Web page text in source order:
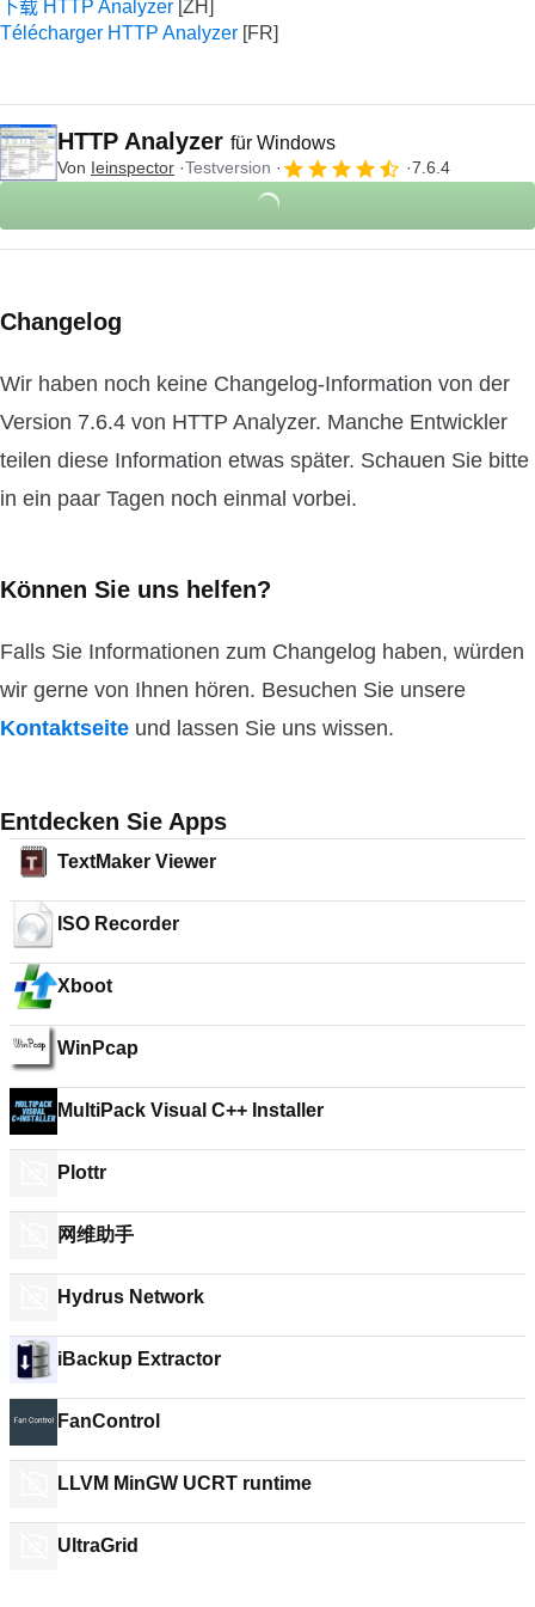
下载 HTTP Analyzer
Télécharger HTTP Analyzer
HTTP Analyzer für Windows
Von Ieinspector Testversion 7.6.4
Changelog
Wir haben noch keine Changelog-Information von der
Version 7.6.4 von HTTP Analyzer. Manche Entwickler
teilen diese Information etwas später. Schauen Sie bitte
in ein paar Tagen noch einmal vorbei.
Können Sie uns helfen?
Falls Sie Informationen zum Changelog haben, würden
wir gerne von Ihnen hören. Besuchen Sie unsere
Kontaktseite und lassen Sie uns wissen.
Entdecken Sie Apps
TextMaker Viewer
ISO Recorder
Xboot
WinPcap
MultiPack Visual C++ Installer
Plottr
网维助手
Hydrus Network
iBackup Extractor
FanControl
LLVM MinGW UCRT runtime
UltraGrid